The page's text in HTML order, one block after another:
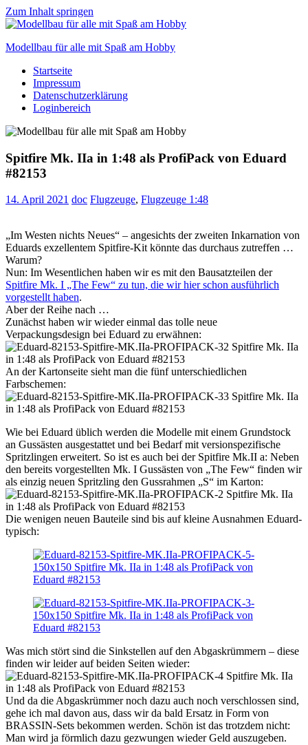
Zum Inhalt springen
Modellbau für alle mit Spaß am Hobby
Scale
modelling
to
Startseite
Impressum
Datenschutzerklärung
Loginbereich
Spitfire Mk. IIa in 1:48 als ProfiPack von Eduard
#82153
14. April 2021 doc Flugzeuge, Flugzeuge 1:48
„Im Westen nichts Neues“ – angesichts der zweiten Inkarnation von
Eduards exzellentem Spitfire-Kit könnte das durchaus zutreffen …
Warum?
Nun: Im Wesentlichen haben wir es mit den Bausatzteilen der
Spitfire Mk. I „The Few“ zu tun, die wir hier schon ausführlich
vorgestellt haben.
Aber der Reihe nach …
Zunächst haben wir wieder einmal das tolle neue
Verpackungsdesign bei Eduard zu erwähnen:
An der Kartonseite sieht man die fünf unterschiedlichen
Farbschemen:
Wie bei Eduard üblich werden die Modelle mit einem Grundstock
an Gussästen ausgestattet und bei Bedarf mit versionspezifische
Spritzlingen erweitert. So ist es auch bei der Spitfire Mk.II a: Neben
den bereits vorgestellten Mk. I Gussästen von „The Few“ finden wir
als einzig neuen Spritzling den Gussrahmen „S“ im Karton:
Die wenigen neuen Bauteile sind bis auf kleine Ausnahmen Eduard-
typisch:
Was mich stört sind die Sinkstellen auf den Abgaskrümmern – diese
finden wir leider auf beiden Seiten wieder:
Und da die Abgaskrümmer noch dazu auch noch verschlossen sind,
gehe ich mal davon aus, dass wir da bald Ersatz in Form von
BRASSIN-Sets bekommen werden. Schön ist das trotzdem nicht:
Man wird ja förmlich dazu gezwungen wieder Geld auszugeben.